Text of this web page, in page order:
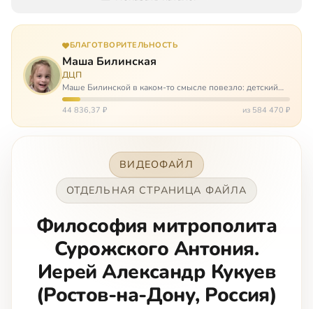
БЛАГОТВОРИТЕЛЬНОСТЬ
Маша Билинская
ДЦП
Маше Билинской в каком-то смысле повезло: детский
церебральный паралич зацепил её не очень сильно. Но
всё-таки есть диагноз и есть немалые проблемы – Маша
44 836,37 ₽ из 584 470 ₽
ВИДЕОФАЙЛ
ОТДЕЛЬНАЯ СТРАНИЦА ФАЙЛА
Философия митрополита
Сурожского Антония.
Иерей Александр Кукуев
(Ростов-на-Дону, Россия)